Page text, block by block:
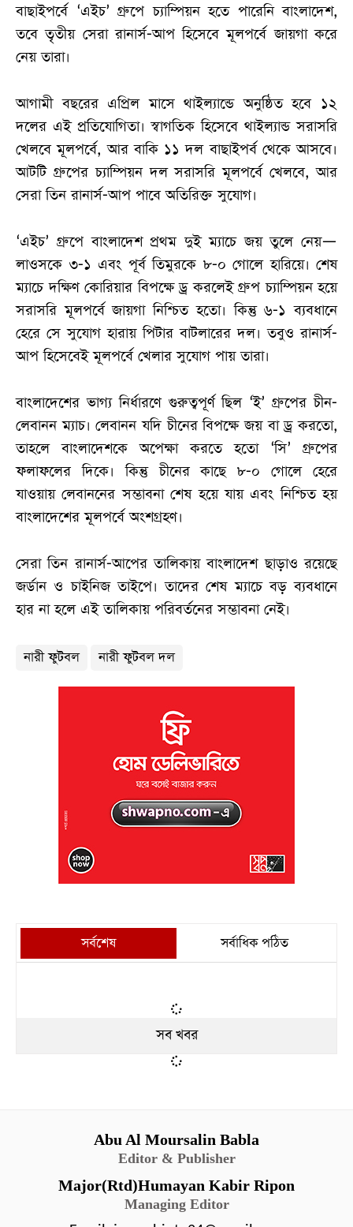
বাছাইপর্বে ‘এইচ’ গ্রুপে চ্যাম্পিয়ন হতে পারেনি বাংলাদেশ,
তবে তৃতীয় সেরা রানার্স-আপ হিসেবে মূলপর্বে জায়গা করে
নেয় তারা।
আগামী বছরের এপ্রিল মাসে থাইল্যান্ডে অনুষ্ঠিত হবে ১২
দলের এই প্রতিযোগিতা। স্বাগতিক হিসেবে থাইল্যান্ড সরাসরি
খেলবে মূলপর্বে, আর বাকি ১১ দল বাছাইপর্ব থেকে আসবে।
আটটি গ্রুপের চ্যাম্পিয়ন দল সরাসরি মূলপর্বে খেলবে, আর
সেরা তিন রানার্স-আপ পাবে অতিরিক্ত সুযোগ।
‘এইচ’ গ্রুপে বাংলাদেশ প্রথম দুই ম্যাচে জয় তুলে নেয়—
লাওসকে ৩-১ এবং পূর্ব তিমুরকে ৮-০ গোলে হারিয়ে। শেষ
ম্যাচে দক্ষিণ কোরিয়ার বিপক্ষে ড্র করলেই গ্রুপ চ্যাম্পিয়ন হয়ে
সরাসরি মূলপর্বে জায়গা নিশ্চিত হতো। কিন্তু ৬-১ ব্যবধানে
হেরে সে সুযোগ হারায় পিটার বাটলারের দল। তবুও রানার্স-
আপ হিসেবেই মূলপর্বে খেলার সুযোগ পায় তারা।
বাংলাদেশের ভাগ্য নির্ধারণে গুরুত্বপূর্ণ ছিল ‘ই’ গ্রুপের চীন-
লেবানন ম্যাচ। লেবানন যদি চীনের বিপক্ষে জয় বা ড্র করতো,
তাহলে বাংলাদেশকে অপেক্ষা করতে হতো ‘সি’ গ্রুপের
ফলাফলের দিকে। কিন্তু চীনের কাছে ৮-০ গোলে হেরে
যাওয়ায় লেবাননের সম্ভাবনা শেষ হয়ে যায় এবং নিশ্চিত হয়
বাংলাদেশের মূলপর্বে অংশগ্রহণ।
সেরা তিন রানার্স-আপের তালিকায় বাংলাদেশ ছাড়াও রয়েছে
জর্ডান ও চাইনিজ তাইপে। তাদের শেষ ম্যাচে বড় ব্যবধানে
হার না হলে এই তালিকায় পরিবর্তনের সম্ভাবনা নেই।
নারী ফুটবল নারী ফুটবল দল
সর্বশেষ সর্বাধিক পঠিত
সব খবর
Abu Al Moursalin Babla
Editor & Publisher
Major(Rtd)Humayan Kabir Ripon
Managing Editor